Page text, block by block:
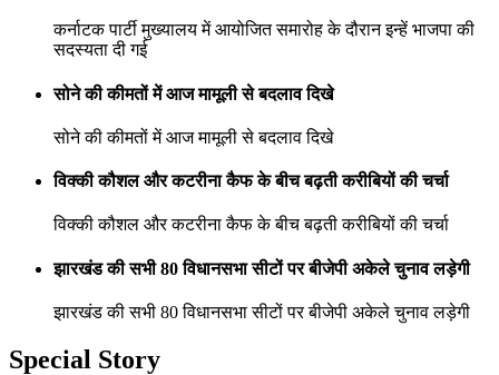
कर्नाटक पार्टी मुख्यालय में आयोजित समारोह के दौरान इन्हें भाजपा की
सदस्यता दी गई
सोने की कीमतों में आज मामूली से बदलाव दिखे
सोने की कीमतों में आज मामूली से बदलाव दिखे
विक्की कौशल और कटरीना कैफ के बीच बढ़ती करीबियों की चर्चा
विक्की कौशल और कटरीना कैफ के बीच बढ़ती करीबियों की चर्चा
झारखंड की सभी 80 विधानसभा सीटों पर बीजेपी अकेले चुनाव लड़ेगी
झारखंड की सभी 80 विधानसभा सीटों पर बीजेपी अकेले चुनाव लड़ेगी
Special Story